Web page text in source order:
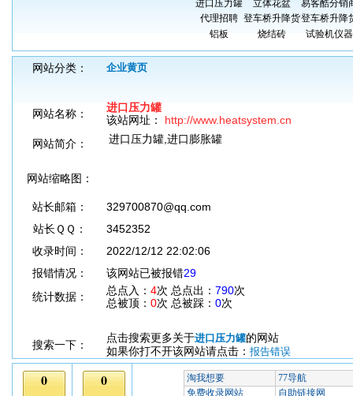
进口压力罐 立体花盆
易客酷分销
代理招聘 登车桥升降货登车桥升降
铝板
烧结砖 试验机仪
网站分类： 企业黄页
网站名称：
进口压力罐
该站网址： http://www.heatsystem.cn
网站简介：
进口压力罐,进口膨胀罐
网站缩略图：
站长邮箱：
329700870@qq.com
站长ＱＱ：
3452352
收录时间：
2022/12/12 22:02:06
报错情况：
该网站已被报错29
统计数据：
总点入： 4次 总点出： 790次
总被顶： 0次 总被踩： 0次
搜索一下：
点击搜索更多关于进口压力罐的网站
如果你打不开该网站请点击： 报告错误